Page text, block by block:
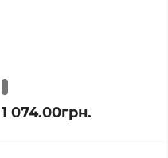
1 074.00грн.